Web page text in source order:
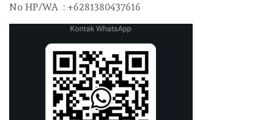
No HP/WA : +6281380437616